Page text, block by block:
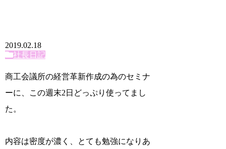
2019.02.18
社長日記
商工会議所の経営革新作成の為のセミナ
ーに、この週末2日どっぷり使ってまし
た。
内容は密度が濃く、とても勉強になりあ